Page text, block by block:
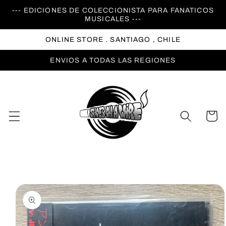
directamente
--- EDICIONES DE COLECCIONISTA PARA FANATICOS
MUSICALES ---
ONLINE STORE . SANTIAGO , CHILE
ENVIOS A TODAS LAS REGIONES
Carrito
directamente
a la
información
del producto